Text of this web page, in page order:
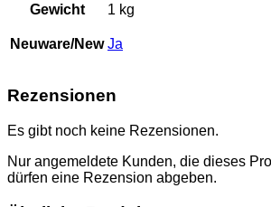
Gewicht 1 kg
Neuware/New Ja
Rezensionen
Es gibt noch keine Rezensionen.
Nur angemeldete Kunden, die dieses
dürfen eine Rezension abgeben.